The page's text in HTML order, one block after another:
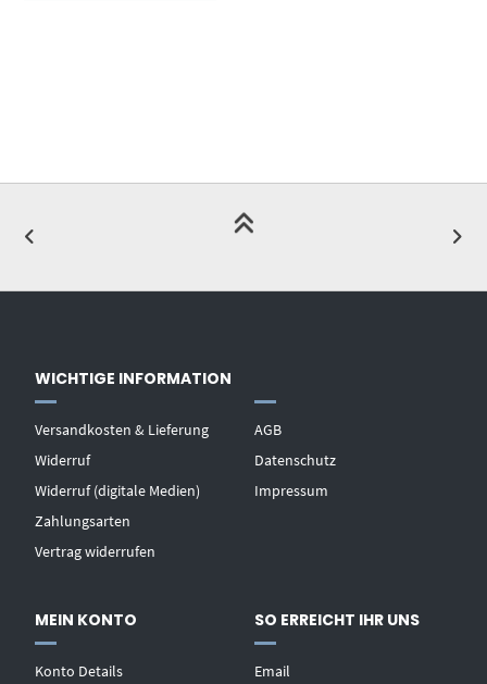
WICHTIGE INFORMATION
Versandkosten & Lieferung
Widerruf
Widerruf (digitale Medien)
Zahlungsarten
Vertrag widerrufen
AGB
Datenschutz
Impressum
MEIN KONTO
Konto Details
SO ERREICHT IHR UNS
Email